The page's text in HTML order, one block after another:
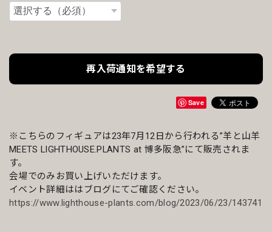
再入荷通知を希望する
Save
※こちらのフィギュアは23年7月12日から行われる”羊と山羊
MEETS LIGHTHOUSE.PLANTS at 博多阪急”にて販売されま
す。
会場でのみお買い上げいただけます。
イベント詳細ははブログにてご確認ください。
https://www.lighthouse-plants.com/blog/2023/06/23/143741